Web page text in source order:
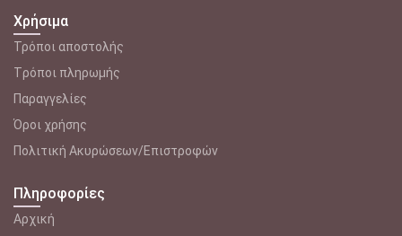
Χρήσιμα
Τρόποι αποστολής
Tρόποι πληρωμής
Παραγγελίες
Όροι χρήσης
Πολιτική Ακυρώσεων/Επιστροφών
Πληροφορίες
Αρχική